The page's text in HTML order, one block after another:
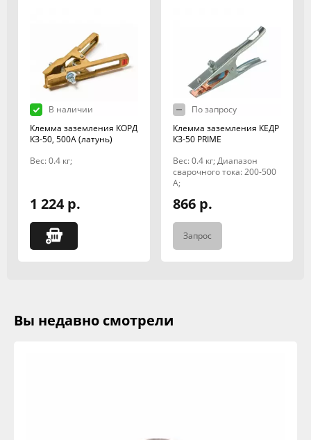
В наличии
Клемма заземления КОРД
КЗ-50, 500А (латунь)
Вес: 0.4 кг;
1 224 р.
По запросу
Клемма заземления КЕДР
КЗ-50 PRIME
Вес: 0.4 кг; Диапазон
сварочного тока: 200-500
А;
866 р.
Запрос
Вы недавно смотрели